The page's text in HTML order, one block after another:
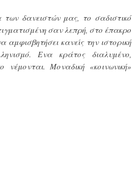
δανειστών μας, το σαδιστικό
σαν λεπρή, στο έπακρο
αμφισβητήσει κανείς την ιστορική
Eνα κράτος διαλυμένο,
Μοναδική «κοινωνική»